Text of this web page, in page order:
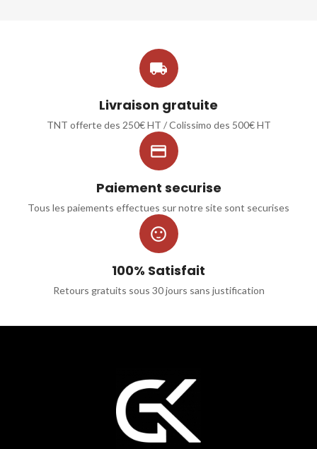

Livraison gratuite
TNT offerte des 250€ HT / Colissimo des 500€ HT

Paiement securise
Tous les paiements effectues sur notre site sont securises

100% Satisfait
Retours gratuits sous 30 jours sans justification